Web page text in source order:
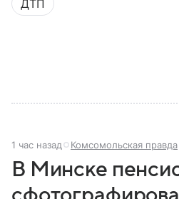
России, какие задачи
устроена его структура, кто
ДТП
1 час назад Комсомольская правда
В Минске